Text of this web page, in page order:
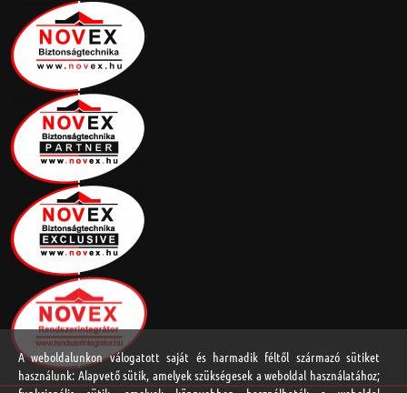
A weboldalunkon válogatott saját és harmadik féltől származó sütiket
használunk: Alapvető sütik, amelyek szükségesek a weboldal használatához;